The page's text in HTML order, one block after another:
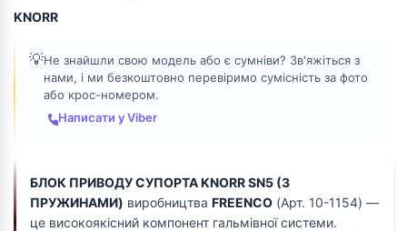
KNORR
💡Не знайшли свою модель або є сумніви? Зв'яжіться з
нами, і ми безкоштовно перевіримо сумісність за фото
або крос-номером.
Написати у Viber
БЛОК ПРИВОДУ СУПОРТА KNORR SN5 (З
ПРУЖИНАМИ) виробництва FREENCO (Арт. 10-1154) —
це високоякісний компонент гальмівної системи.